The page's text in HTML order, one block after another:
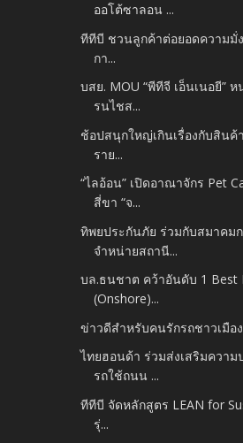
ออโต้ซาลอน ...
ทีทีบี ชวนลูกค้าต่อยอดความ
กา...
บสย. MOU “พีทีจี เอ็นเนอยี”
รนไชส...
ช้อปสนุกใหญ่เกินเรื่องกับสิน
ราย...
“ไลอ้อน” เปิดอาณาจักร Pet
สี่ขา “จ...
ทิพยประกันภัย ร่วมกับสมาคม
จำหน่ายสถานี...
บล.ธนชาต คว้าอันดับ 1 Best
(Onshore)...
ข่าวดีสำหรับคนรักรถชาวเมือ
ไทยฮอนด้า ร่วมส่งเสริมควา
รถใช้ถนน ...
ทีทีบี จัดหลักสูตร LEAN for
รุ่...